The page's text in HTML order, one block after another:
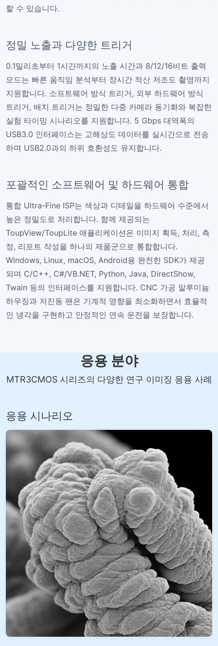
할 수 있습니다.
정밀 노출과 다양한 트리거
0.1밀리초부터 1시간까지의 노출 시간과 8/12/16비트 출력
모드는 빠른 움직임 분석부터 장시간 적산 저조도 촬영까지
지원합니다. 소프트웨어 방식 트리거, 외부 하드웨어 방식
트리거, 배치 트리거는 정밀한 다중 카메라 동기화와 복잡한
실험 타이밍 시나리오를 지원합니다. 5 Gbps 대역폭의
USB3.0 인터페이스는 고해상도 데이터를 실시간으로 전송
하며 USB2.0과의 하위 호환성도 유지합니다.
포괄적인 소프트웨어 및 하드웨어 통합
통합 Ultra-Fine ISP는 색상과 디테일을 하드웨어 수준에서
높은 정밀도로 처리합니다. 함께 제공되는
ToupView/ToupLite 애플리케이션은 이미지 획득, 처리, 측
정, 리포트 작성을 하나의 제품군으로 통합합니다.
Windows, Linux, macOS, Android용 완전한 SDK가 제공
되며 C/C++, C#/VB.NET, Python, Java, DirectShow,
Twain 등의 인터페이스를 지원합니다. CNC 가공 알루미늄
하우징과 저진동 팬은 기계적 영향을 최소화하면서 효율적
인 냉각을 구현하고 안정적인 연속 운전을 보장합니다.
응용 분야
MTR3CMOS 시리즈의 다양한 연구 이미징 응용 사례
응용 시나리오